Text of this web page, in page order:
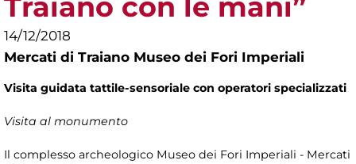
14/12/2018
Mercati di Traiano Museo dei Fori Imperiali
Visita guidata tattile-sensoriale con operatori specializzati
Visita al monumento
Il complesso archeologico Museo dei Fori Imperiali - Mercati